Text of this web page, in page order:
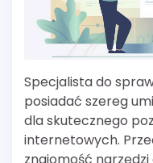
Specjalista do
posiadać szereg
dla skutecznego
internetowych.